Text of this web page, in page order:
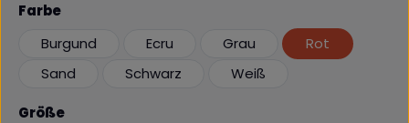
Farbeauswählen
Burgund
Ecru Grau
Rot
Sand
Schwarz Weiß
Größeauswählen